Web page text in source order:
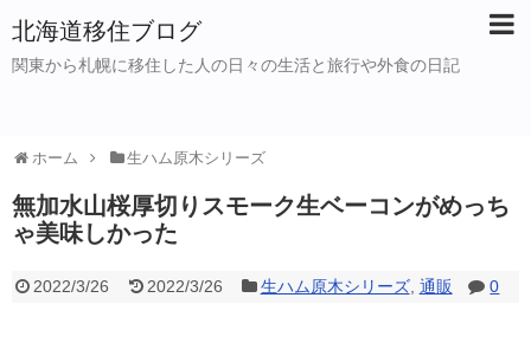
北海道移住ブログ
関東から札幌に移住した人の日々の生活と旅行や外食の日記
ホーム 生ハム原木シリーズ
無加水山桜厚切りスモーク生ベーコンがめっち
ゃ美味しかった
2022/3/26 2022/3/26 生ハム原木シリーズ, 通販 0